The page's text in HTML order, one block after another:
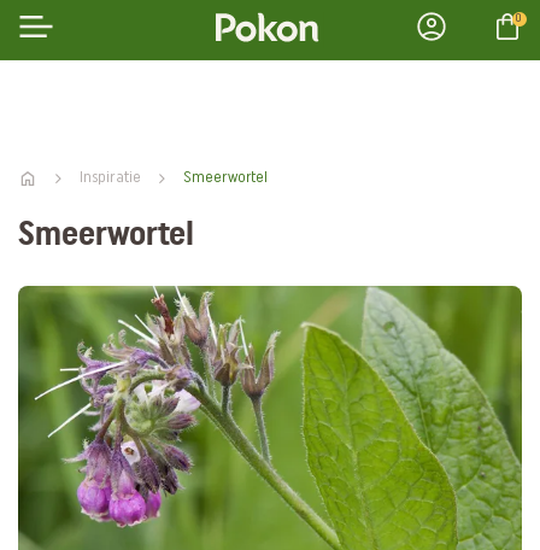
0
Inspiratie Smeerwortel
Smeerwortel